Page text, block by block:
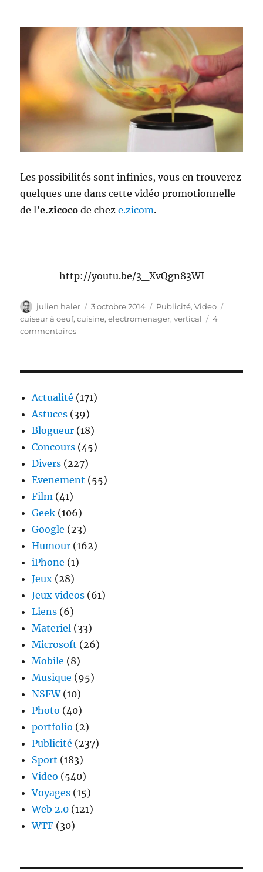
Les possibilités sont infinies, vous en trouverez
quelques une dans cette vidéo promotionnelle
de l’e.zicoco de cheze.zicom.
http://youtu.be/3_XvQgn83WI
Auteur
julien haler
Publié
le
3 octobre 2014 Catégories
Publicité,Video
cuiseur à oeuf,cuisine,electromenager,vertical
4
commentairessur
vertical
Actualité (171)
Astuces (39)
Blogueur (18)
Concours (45)
Divers (227)
Evenement (55)
Film (41)
Geek (106)
Google (23)
Humour (162)
iPhone (1)
Jeux (28)
Jeux videos (61)
Liens (6)
Materiel (33)
Microsoft (26)
Mobile (8)
Musique (95)
NSFW(10)
Photo (40)
portfolio (2)
Publicité (237)
Sport (183)
Video (540)
Voyages (15)
Web 2.0 (121)
WTF (30)